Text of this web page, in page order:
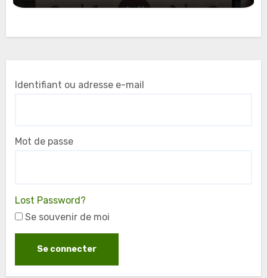
Identifiant ou adresse e-mail
Mot de passe
Lost Password?
Se souvenir de moi